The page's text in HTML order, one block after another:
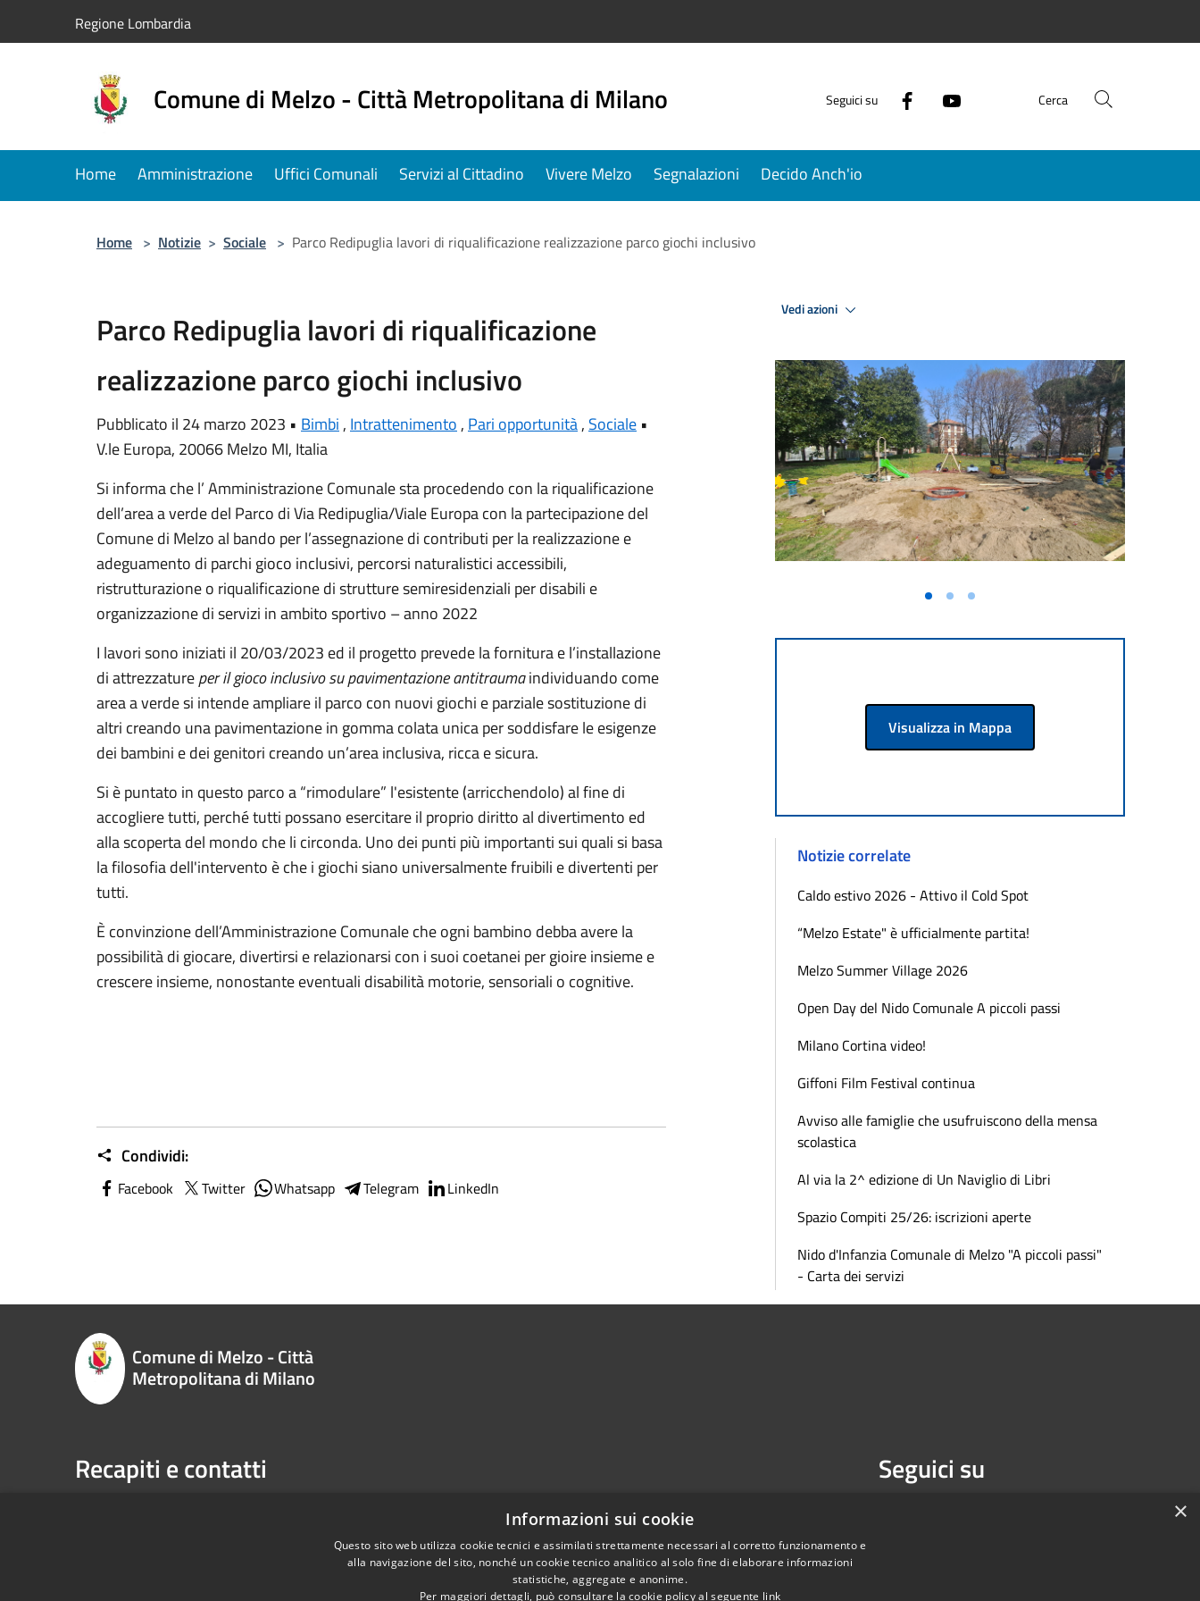
Regione Lombardia
Comune di Melzo - Città Metropolitana di Milano Seguici su Cerca
Home Amministrazione Uffici Comunali Servizi al Cittadino Vivere Melzo Segnalazioni Decido Anch'io
Home > Notizie > Sociale > Parco Redipuglia lavori di riqualificazione realizzazione parco giochi inclusivo
Parco Redipuglia lavori di riqualificazione
realizzazione parco giochi inclusivo
Pubblicato il 24 marzo 2023 • Bimbi , Intrattenimento , Pari opportunità, Sociale •
V.le Europa, 20066 Melzo MI, Italia
Si informa che l’ Amministrazione Comunale sta procedendo con la riqualificazione
dell’area a verde del Parco di Via Redipuglia/Viale Europa con la partecipazione del
Comune di Melzo al bando per l’assegnazione di contributi per la realizzazione e
adeguamento di parchi gioco inclusivi, percorsi naturalistici accessibili,
ristrutturazione o riqualificazione di strutture semiresidenziali per disabili e
organizzazione di servizi in ambito sportivo – anno 2022
I lavori sono iniziati il 20/03/2023 ed il progetto prevede la fornitura e l’installazione
di attrezzatureper il gioco inclusivo su pavimentazione antitraumaindividuando come
area a verde si intende ampliare il parco con nuovi giochi e parziale sostituzione di
altri creando una pavimentazione in gomma colata unica per soddisfare le esigenze
dei bambini e dei genitori creando un’area inclusiva, ricca e sicura.
Si è puntato in questo parco a “rimodulare” l'esistente (arricchendolo) al fine di
accogliere tutti, perché tutti possano esercitare il proprio diritto al divertimento ed
alla scoperta del mondo che li circonda. Uno dei punti più importanti sui quali si basa
la filosofia dell'intervento è che i giochi siano universalmente fruibili e divertenti per
tutti.
È convinzione dell’Amministrazione Comunale che ogni bambino debba avere la
possibilità di giocare, divertirsi e relazionarsi con i suoi coetanei per gioire insieme e
crescere insieme, nonostante eventuali disabilità motorie, sensoriali o cognitive.
Condividi:
Facebook Twitter Whatsapp Telegram LinkedIn
Vedi azioni
Visualizza in Mappa
Notizie correlate
Caldo estivo 2026 - Attivo il Cold Spot
“Melzo Estate" è ufficialmente partita!
Melzo Summer Village 2026
Open Day del Nido Comunale A piccoli passi
Milano Cortina video!
Giffoni Film Festival continua
Avviso alle famiglie che usufruiscono della mensa
scolastica
Al via la 2^ edizione di Un Naviglio di Libri
Spazio Compiti 25/26: iscrizioni aperte
Nido d'Infanzia Comunale di Melzo "A piccoli passi"
- Carta dei servizi
Comune di Melzo - Città
Metropolitana di Milano
Recapiti e contatti
spaziocitta@comune.melzo.mi.it
Pec:comunemelzo@pec.it
Seguici su
×
Informazioni sui cookie
Questo sito web utilizza cookie tecnici e assimilati strettamente necessari al corretto funzionamento e
alla navigazione del sito, nonché un cookie tecnico analitico al solo fine di elaborare informazioni
statistiche, aggregate e anonime.
Per maggiori dettagli, può consultare la cookie policy al seguente link